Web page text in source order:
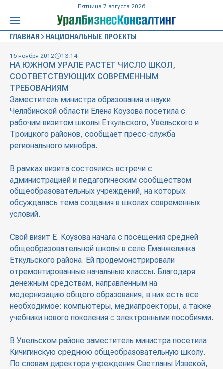
Пятница 7 августа 2026
ГЛАВНАЯ НАЦИОНАЛЬНЫЕ ПРОЕКТЫ
16 ноября 2012 13:14
НА ЮЖНОМ УРАЛЕ РАСТЕТ ЧИСЛО ШКОЛ,
СООТВЕТСТВУЮЩИХ СОВРЕМЕННЫМ
ТРЕБОВАНИЯМ
Заместитель министра образования и науки
Челябинской области Елена Коузова посетила с
рабочим визитом школы Еткульского, Увельского и
Троицкого районов, сообщает пресс-служба
регионального минобра.
В рамках визита состоялись встречи с
администрацией и педагогическим сообществом
общеобразовательных учреждений, на которых
обсуждалась тема создания в школах современных
условий.
Свой визит Е. Коузова начала с посещения средней
общеобразовательной школы в селе Еманжелинка
Еткульского района. Ей продемонстрировали
отремонтированные начальные классы. Благодаря
денежным средствам, направленным на
модернизацию общего образования, в них есть все
необходимое: компьютеры, медиапроекторы, а также
учебники нового поколения с электронными пособиями.
В Увельском районе заместитель министра посетила
Кичигинскую среднюю общеобразовательную школу.
По словам директора учреждения Светланы Извекой,